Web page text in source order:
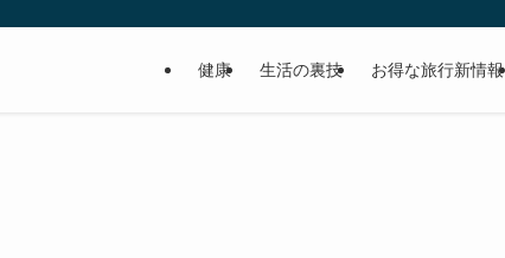
健康 生活の裏技 お得な旅行新情報